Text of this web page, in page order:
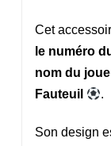
Cet
le numéro
nom du
Fauteuil
.
Son design